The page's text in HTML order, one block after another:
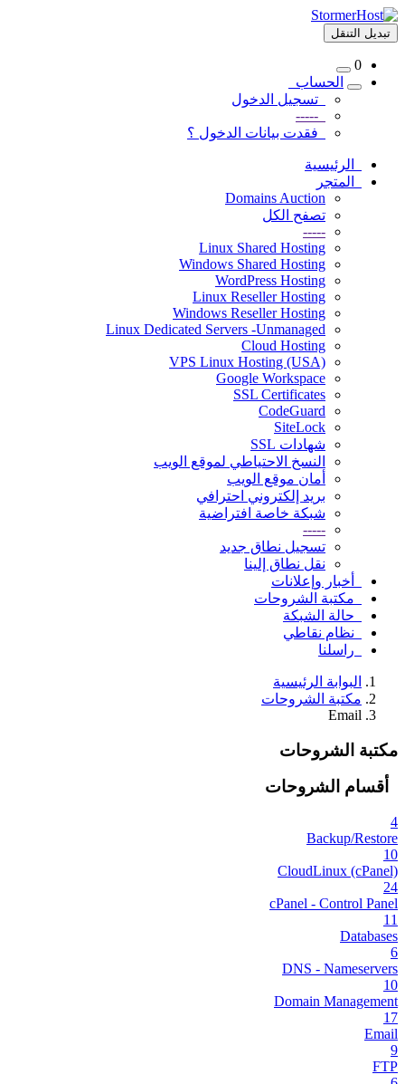
تبديل التنقل
0
الحساب
تسجيل الدخول
-----
فقدت بيانات الدخول ؟
الرئيسية
المتجر
Domains Auction
تصفح الكل
-----
Linux Shared Hosting
Windows Shared Hosting
WordPress Hosting
Linux Reseller Hosting
Windows Reseller Hosting
Linux Dedicated Servers -Unmanaged
Cloud Hosting
VPS Linux Hosting (USA)
Google Workspace
SSL Certificates
CodeGuard
SiteLock
شهادات SSL
النسخ الاحتياطي لموقع الويب
أمان موقع الويب
بريد إلكتروني احترافي
شبكة خاصة افتراضية
-----
تسجيل نطاق جديد
نقل نطاق إلينا
أخبار وإعلانات
مكتبة الشروحات
حالة الشبكة
نظام نقاطي
راسلنا
البوابة الرئيسية
مكتبة الشروحات
Email
مكتبة الشروحات
أقسام الشروحات
4
Backup/Restore
10
CloudLinux (cPanel)
24
cPanel - Control Panel
11
Databases
6
DNS - Nameservers
10
Domain Management
17
Email
9
FTP